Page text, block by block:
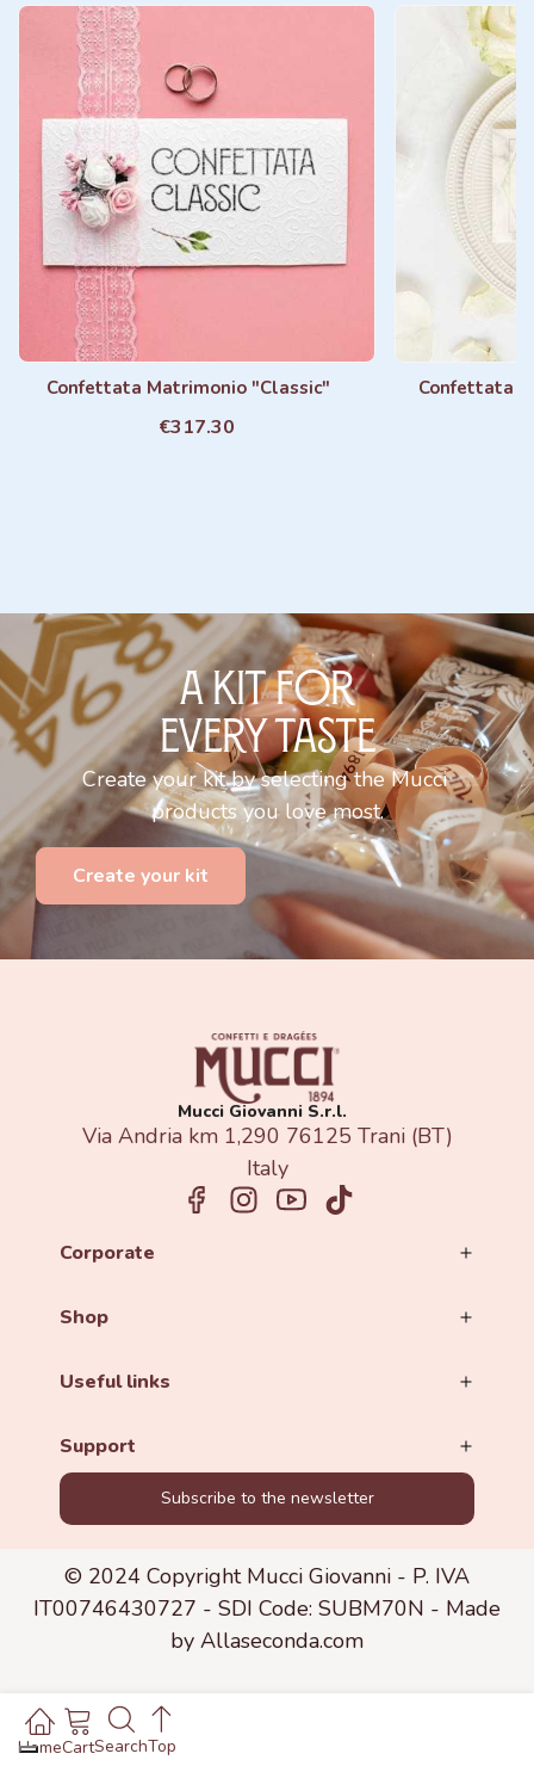
Confettata Matrimonio "Classic"
€317.30
Confettata
A KIT FOR
EVERY TASTE
Create your kit by selecting the Mucci
products you love most.
Create your kit
Mucci Giovanni S.r.l.
Via Andria km 1,290 76125 Trani (BT)
Italy​
Corporate
Shop
Useful links
Subscribe to the newsletter
Support
© 2024 Copyright Mucci Giovanni - P. IVA
IT00746430727 - SDI Code: SUBM70N - Made
by Allaseconda.com
HomeCartSearchTop